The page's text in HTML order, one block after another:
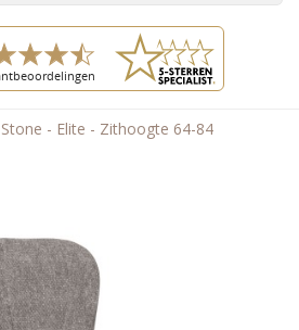
- Elite - Zithoogte 64-84